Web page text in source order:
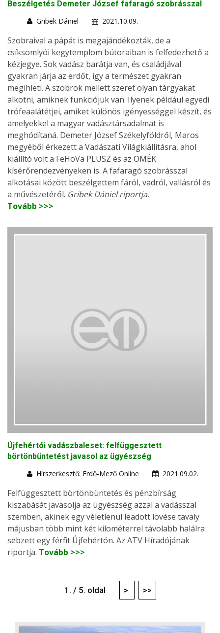
Beszélgetés Demeter József fafaragó szobrásszal
Gribek Dániel
2021.10.09.
Szobraival a pápát is megajándékozták, de a
csíksomlyói kegytemplom bútoraiban is felfedezhető a
kézjegye. Sok vadász barátja van, és családjával
gyakran járja az erdőt, így a természet gyakran
megihleti. A szobrok mellett szeret olyan tárgyakat
alkotni, amiknek funkciójuk van. Ilyenek például egyedi
trófeaalátétjei, amiket különös igényességgel készít, és
amelyekkel a magyar vadásztársadalmat is
meghódítaná. Demeter József Székelyföldről, Maros
megyéből érkezett a Vadászati Világkiállításra, ahol
kiállító volt a FeHoVa PLUSZ és az OMÉK
kísérőrendezvényeken is. A fafaragó szobrásszal
alkotásai között beszélgettem fáról, vadról, vallásról és
a művészetéről. Gribek Dániel riportja.
Tovább >>>
Újfehértói vadászbaleset: felfüggesztett
börtönbüntetést javasol az ügyészség
Hírszerkesztő: Erdő-Mező Online
2021.09.02.
Felfüggesztett börtönbüntetés és pénzbírság
kiszabását javasolja az ügyészség azzal a vadásszal
szemben, akinek egy véletlenül leadott lövése tavaly
májusban több mint két kilométerrel távolabb halálra
sebzett egy férfit Újfehértón. Az ATV Híradójának
riportja. Tovább >>>
1. / 5. oldal > >>